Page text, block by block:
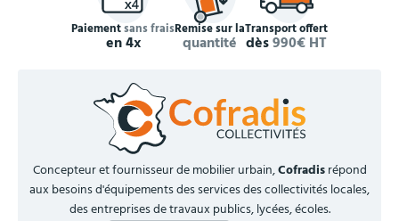
Paiementsans frais
en 4x
Remise sur la
quantité
Transport offert
dès990€ HT
Concepteur et fournisseur de mobilier urbain,Cofradisrépond
aux besoins d'équipements des services des collectivités locales,
des entreprises de travaux publics, lycées, écoles.